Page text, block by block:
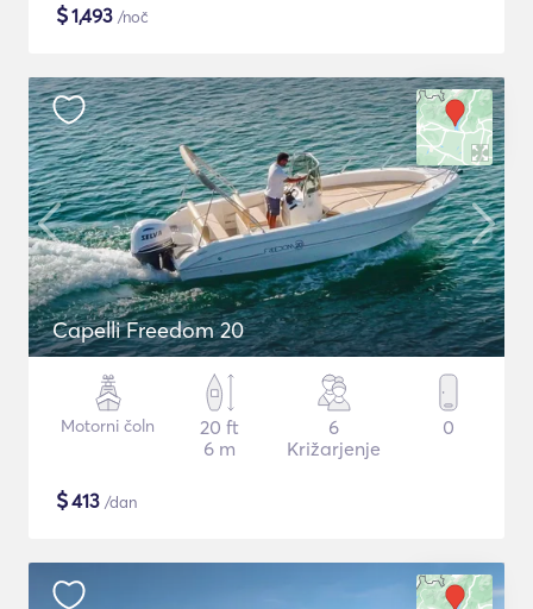
$1,493 /noč
Capelli Freedom 20
Motorni čoln
20 ft
6 m
6
Križarjenje
0
$413 /dan